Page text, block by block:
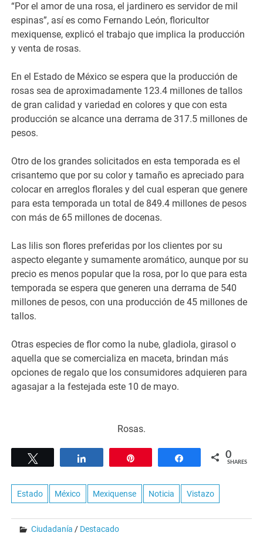
“Por el amor de una rosa, el jardinero es servidor de mil
espinas”, así es como Fernando León, floricultor
mexiquense, explicó el trabajo que implica la producción
y venta de rosas.
En el Estado de México se espera que la producción de
rosas sea de aproximadamente 123.4 millones de tallos
de gran calidad y variedad en colores y que con esta
producción se alcance una derrama de 317.5 millones de
pesos.
Otro de los grandes solicitados en esta temporada es el
crisantemo que por su color y tamaño es apreciado para
colocar en arreglos florales y del cual esperan que genere
para esta temporada un total de 849.4 millones de pesos
con más de 65 millones de docenas.
Las lilis son flores preferidas por los clientes por su
aspecto elegante y sumamente aromático, aunque por su
precio es menos popular que la rosa, por lo que para esta
temporada se espera que generen una derrama de 540
millones de pesos, con una producción de 45 millones de
tallos.
Otras especies de flor como la nube, gladiola, girasol o
aquella que se comercializa en maceta, brindan más
opciones de regalo que los consumidores adquieren para
agasajar a la festejada este 10 de mayo.
Rosas.
Share 0
SHARES
Estado México Mexiquense Noticia Vistazo
Ciudadanía / Destacado